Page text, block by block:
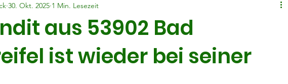
Einsatzbericht Kitzrettung
aus 53902 Bad
ist wieder bei seiner
30. Okt. 2025 1 Min. Lesezeit